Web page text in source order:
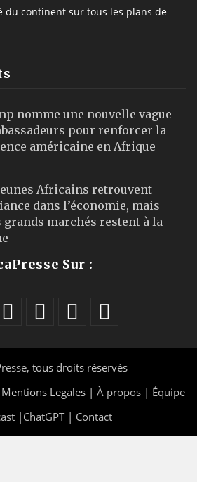
du continent sur tous les plans de
nomme une nouvelle vague
pour renforcer la
américaine en Afrique
Africains retrouvent
dans l’économie, mais
marchés restent à la
Sur :
, tous droits réservés
Legales | À propos | Équipe
| ChatGPT| Contact